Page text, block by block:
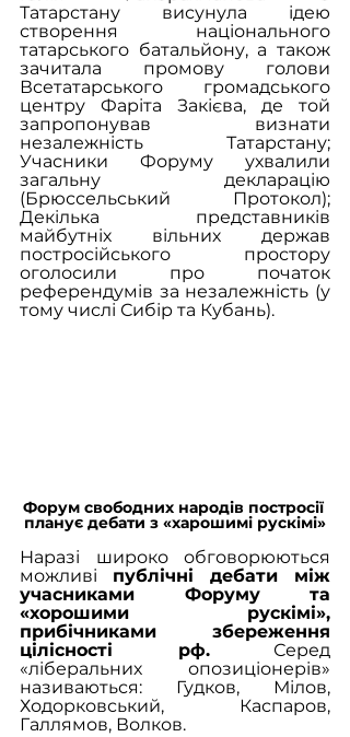
Татарстану висунула ідею
створення національного
татарського батальйону, а також
зачитала промову голови
Всетатарського громадського
центру Фаріта Закієва, де той
запропонував визнати
незалежність Татарстану;
Учасники Форуму ухвалили
загальну декларацію
(Брюссельський Протокол);
Декілька представників
майбутніх вільних держав
постросійського простору
оголосили про початок
референдумів за незалежність (у
тому числі Сибір та Кубань).
Форум свободних народів постросії
планує дебати з «харошимі рускімі»
Наразі широко обговорюються
можливі публічні дебати між
учасниками Форуму та
«хорошими рускімі»,
прибічниками збереження
цілісності рф. Серед
«ліберальних опозиціонерів»
називаються: Гудков, Мілов,
Ходорковський, Каспаров,
Галлямов, Волков.